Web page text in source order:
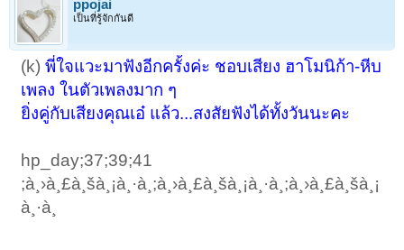
ppojai
เป็นที่รู้จักกันดี
(k)พี่ใจแวะมาฟังอีกครั้งค่ะ ชอบเสียง ฮาโมนิก้า-หีบ
เพลง ในตัวเพลงมาก ๆ
ยิ่งคู่กับเสียงคุณเอ๋ แล้ว...สงสัยฟังได้ทั้งวันนะคะ
hp_day;37;39;41
;à¸›à¸£à¸šà¸¡à¸·à¸­;à¸›à¸£à¸šà¸¡à¸·à¸­;à¸›à¸£à¸šà¸¡
à¸·à¸­